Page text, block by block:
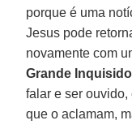
porque é uma
Jesus pode
novamente com
Grande
falar e ser
que o aclamam,